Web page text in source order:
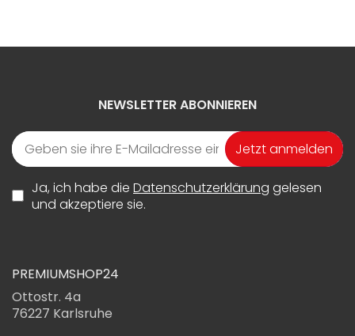
NEWSLETTER ABONNIEREN
Jetzt anmelden
Ja, ich habe die Datenschutzerklärung gelesen
und akzeptiere sie.
PREMIUMSHOP24
Ottostr. 4a
76227 Karlsruhe